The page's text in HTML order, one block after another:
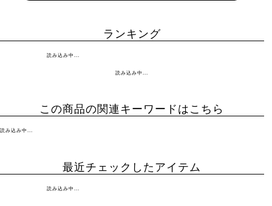
ランキング
読み込み中...
読み込み中...
この商品の関連キーワードはこちら
読み込み中...
最近チェックしたアイテム
読み込み中...